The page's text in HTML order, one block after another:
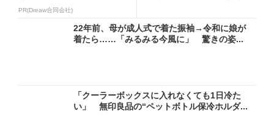
PR(Dreaw合同会社)
22年前、母が成人式で着た振袖→令和に娘が
着たら……「みるみる今風に」 驚きの姿...
「クーラーボックスに入れなくても1日冷た
い」 無印良品の“ペットボトル保冷ホルダ...